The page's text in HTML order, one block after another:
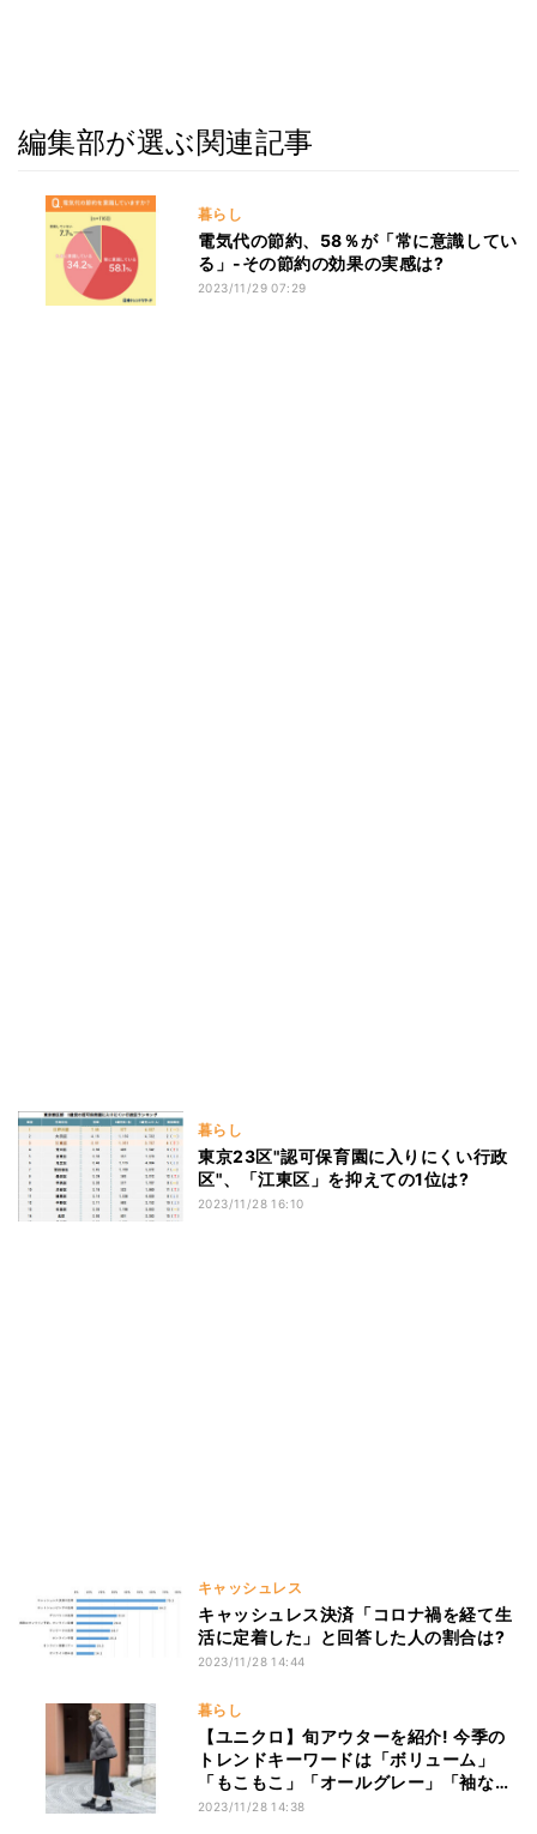
編集部が選ぶ関連記事
暮らし
電気代の節約、58％が「常に意識してい
る」-その節約の効果の実感は?
2023/11/29 07:29
暮らし
東京23区"認可保育園に入りにくい行政
区"、「江東区」を抑えての1位は?
2023/11/28 16:10
キャッシュレス
キャッシュレス決済「コロナ禍を経て生
活に定着した」と回答した人の割合は?
2023/11/28 14:44
暮らし
【ユニクロ】旬アウターを紹介! 今季の
トレンドキーワードは「ボリューム」
「もこもこ」「オールグレー」「袖な
し」
2023/11/28 14:38